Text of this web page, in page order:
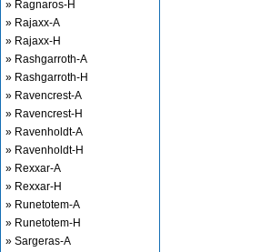
» Ragnaros-H
» Rajaxx-A
» Rajaxx-H
» Rashgarroth-A
» Rashgarroth-H
» Ravencrest-A
» Ravencrest-H
» Ravenholdt-A
» Ravenholdt-H
» Rexxar-A
» Rexxar-H
» Runetotem-A
» Runetotem-H
» Sargeras-A